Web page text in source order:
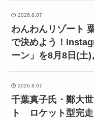
2026.8.07
わんわんリゾート
で決めよう！
ーン」を8月8日(土
2026.8.07
千葉真子氏・鄭大
ト ロケット型完